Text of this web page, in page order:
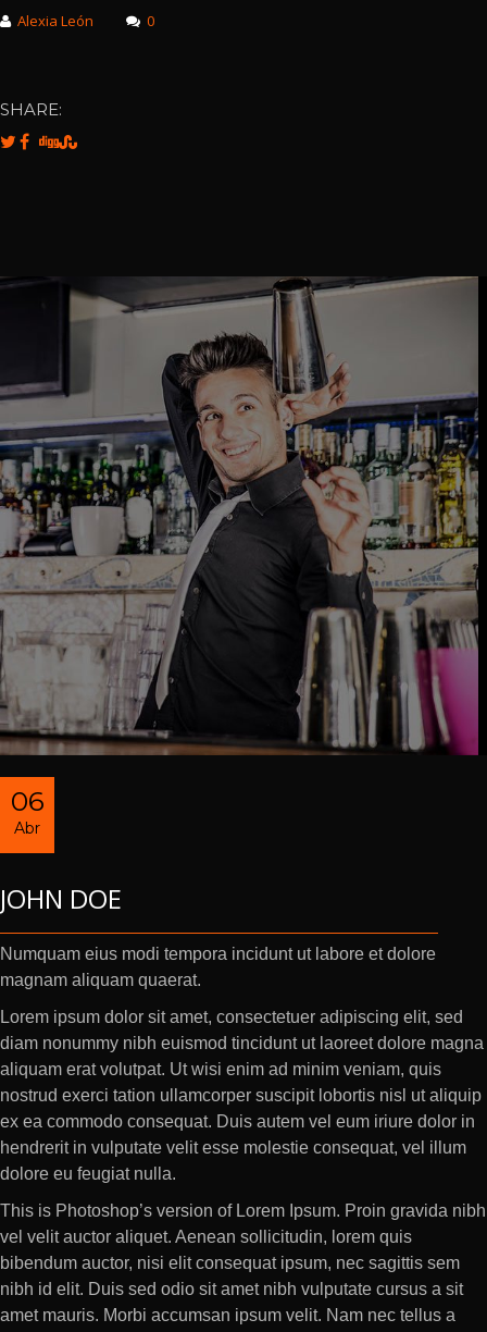
Alexia León 0
SHARE:
06
Abr
JOHN DOE
Numquam eius modi tempora incidunt ut labore et dolore
magnam aliquam quaerat.
Lorem ipsum dolor sit amet, consectetuer adipiscing elit, sed
diam nonummy nibh euismod tincidunt ut laoreet dolore magna
aliquam erat volutpat. Ut wisi enim ad minim veniam, quis
nostrud exerci tation ullamcorper suscipit lobortis nisl ut aliquip
ex ea commodo consequat. Duis autem vel eum iriure dolor in
hendrerit in vulputate velit esse molestie consequat, vel illum
dolore eu feugiat nulla.
This is Photoshop’s version of Lorem Ipsum. Proin gravida nibh
vel velit auctor aliquet. Aenean sollicitudin, lorem quis
bibendum auctor, nisi elit consequat ipsum, nec sagittis sem
nibh id elit. Duis sed odio sit amet nibh vulputate cursus a sit
amet mauris. Morbi accumsan ipsum velit. Nam nec tellus a